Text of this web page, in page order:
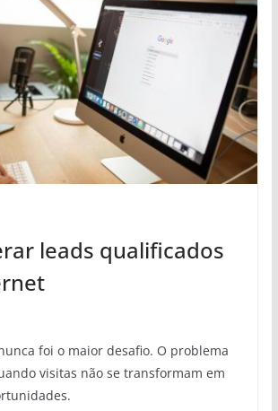
leads qualificados
foi o maior desafio. O problema
visitas não se transformam em